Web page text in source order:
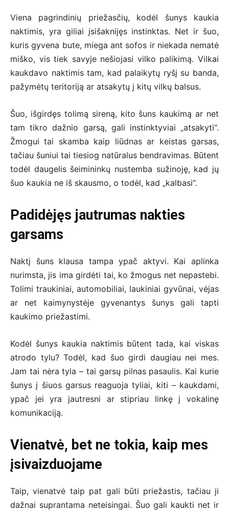
Viena pagrindinių priežasčių, kodėl šunys kaukia
naktimis, yra giliai įsišaknijęs instinktas. Net ir šuo,
kuris gyvena bute, miega ant sofos ir niekada nematė
miško, vis tiek savyje nešiojasi vilko palikimą. Vilkai
kaukdavo naktimis tam, kad palaikytų ryšį su banda,
pažymėtų teritoriją ar atsakytų į kitų vilkų balsus.
Šuo, išgirdęs tolimą sireną, kito šuns kaukimą ar net
tam tikro dažnio garsą, gali instinktyviai „atsakyti“.
Žmogui tai skamba kaip liūdnas ar keistas garsas,
tačiau šuniui tai tiesiog natūralus bendravimas. Būtent
todėl daugelis šeimininkų nustemba sužinoję, kad jų
šuo kaukia ne iš skausmo, o todėl, kad „kalbasi“.
Padidėjęs jautrumas nakties
garsams
Naktį šuns klausa tampa ypač aktyvi. Kai aplinka
nurimsta, jis ima girdėti tai, ko žmogus net nepastebi.
Tolimi traukiniai, automobiliai, laukiniai gyvūnai, vėjas
ar net kaimynystėje gyvenantys šunys gali tapti
kaukimo priežastimi.
Kodėl šunys kaukia naktimis būtent tada, kai viskas
atrodo tylu? Todėl, kad šuo girdi daugiau nei mes.
Jam tai nėra tyla – tai garsų pilnas pasaulis. Kai kurie
šunys į šiuos garsus reaguoja tyliai, kiti – kaukdami,
ypač jei yra jautresni ar stipriau linkę į vokalinę
komunikaciją.
Vienatvė, bet ne tokia, kaip mes
įsivaizduojame
Taip, vienatvė taip pat gali būti priežastis, tačiau ji
dažnai suprantama neteisingai. Šuo gali kaukti net ir